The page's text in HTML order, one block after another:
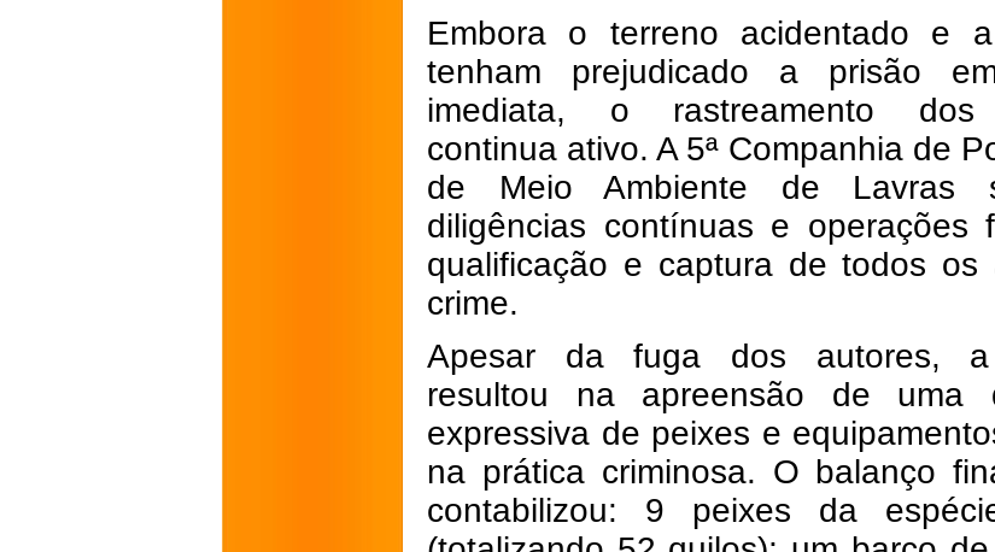
Embora o terreno acidentado e
tenham prejudicado a prisão
imediata, o rastreamento dos
continua ativo. A 5ª Companhia de
de Meio Ambiente de Lavras
diligências contínuas e operações
qualificação e captura de todos os
crime.
Apesar da fuga dos autores, a
resultou na apreensão de uma
expressiva de peixes e
na prática criminosa. O balanço
contabilizou: 9 peixes da